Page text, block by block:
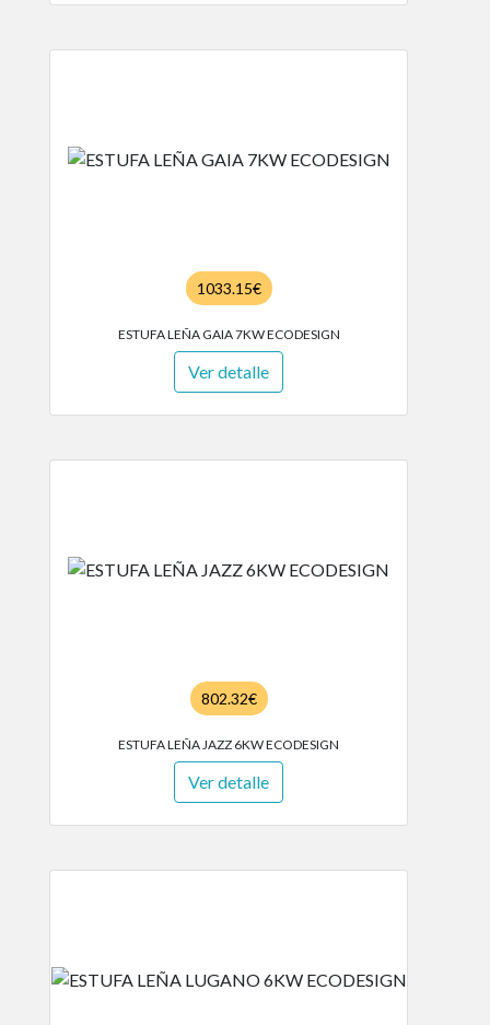
1033.15€
ESTUFA LEÑA GAIA 7KW ECODESIGN
Ver detalle
802.32€
ESTUFA LEÑA JAZZ 6KW ECODESIGN
Ver detalle